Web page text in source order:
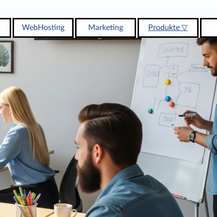
Menü überspringen
WebHosting Marketing Produkte ▽